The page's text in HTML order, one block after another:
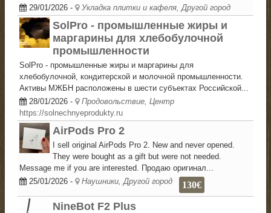
29/01/2026- Укладка плитки и кафеля, Другой город
SolPro - промышленные жиры и
маргарины для хлебобулочной
промышленности
SolPro - промышленные жиры и маргарины для
хлебобулочной, кондитерской и молочной промышленности.
Активы МЖБН расположены в шести субъектах Российской...
28/01/2026-
Продовольствие, Центр
https://solnechnyeprodukty.ru
AirPods Pro 2
I sell original AirPods Pro 2. New and never opened.
They were bought as a gift but were not needed.
Message me if you are interested. Продаю оригинал...
25/01/2026- Наушники, Другой город 130€
NineBot F2 Plus